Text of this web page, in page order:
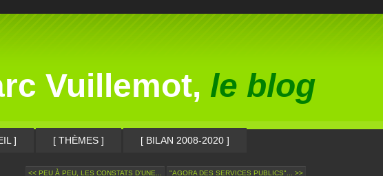
Vuillemot, le blog
] [ THÈMES ] [ BILAN 2008-2020 ]
<< PEU À PEU, LES CONSTATS D'UNE... "AGORA DES SERVICES PUBLICS"... >>